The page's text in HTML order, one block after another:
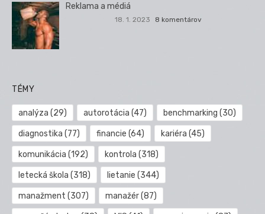
Reklama a médiá
18. 1. 2023 8 komentárov
TÉMY
analýza (29) autorotácia (47) benchmarking (30)
diagnostika (77) financie (64) kariéra (45)
komunikácia (192) kontrola (318)
letecká škola (318) lietanie (344)
manažment (307) manažér(87)